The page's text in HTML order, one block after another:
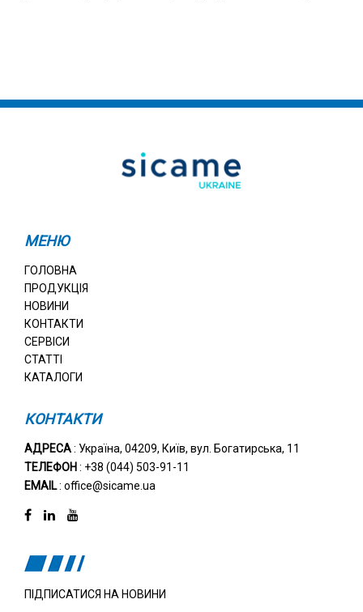
МЕНЮ
ГОЛОВНА
ПРОДУКЦІЯ
НОВИНИ
КОНТАКТИ
СЕРВІСИ
СТАТТІ
КАТАЛОГИ
КОНТАКТИ
АДРЕСА: Україна, 04209, Київ, вул. Богатирська, 11
ТЕЛЕФОН : +38 (044) 503-91-11
EMAIL: office@sicame.ua
ПІДПИСАТИСЯ НА НОВИНИ